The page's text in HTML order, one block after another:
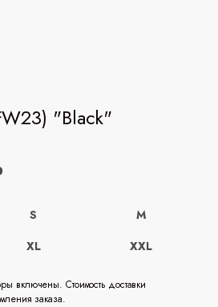
"Black"
S
M
XL XXL
включены. Стоимость доставки
заказа.